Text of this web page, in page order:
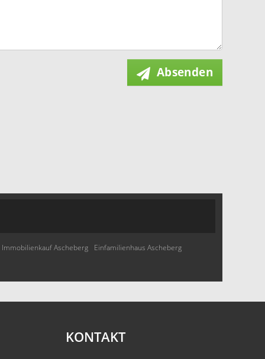
Absenden
Immobilienkauf Ascheberg Einfamilienhaus Ascheberg
KONTAKT